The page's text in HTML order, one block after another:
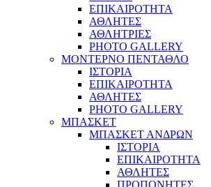
ΕΠΙΚΑΙΡΟΤΗΤΑ
ΑΘΛΗΤΕΣ
ΑΘΛΗΤΡΙΕΣ
PHOTO GALLERY
ΜΟΝΤΕΡΝΟ ΠΕΝΤΑΘΛΟ
ΙΣΤΟΡΙΑ
ΕΠΙΚΑΙΡΟΤΗΤΑ
ΑΘΛΗΤΕΣ
PHOTO GALLERY
ΜΠΑΣΚΕΤ
ΜΠΑΣΚΕΤ ΑΝΔΡΩΝ
ΙΣΤΟΡΙΑ
ΕΠΙΚΑΙΡΟΤΗΤΑ
ΑΘΛΗΤΕΣ
ΠΡΟΠΟΝΗΤΕΣ